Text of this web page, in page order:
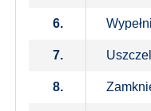
6.
7.
8.